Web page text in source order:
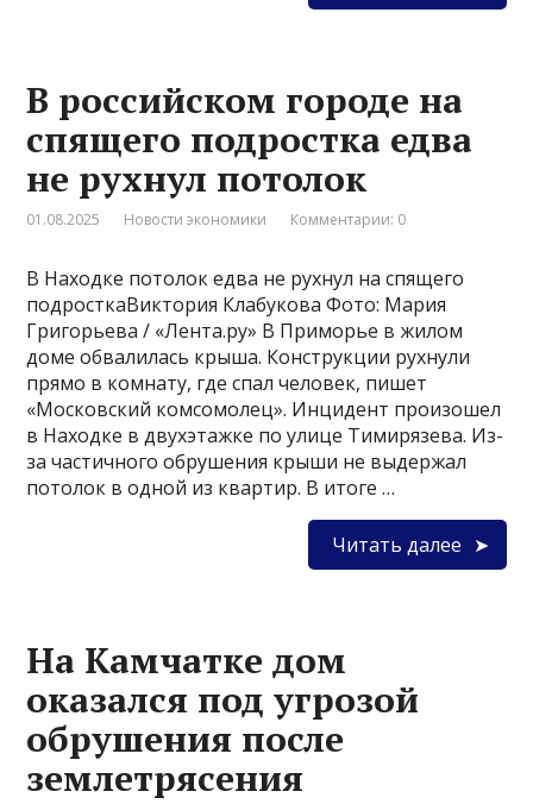
В российском городе на
спящего подростка едва
не рухнул потолок
01.08.2025 Новости экономики Комментарии: 0
В Находке потолок едва не рухнул на спящего
подросткаВиктория Клабукова Фото: Мария
Григорьева / «Лента.ру» В Приморье в жилом
доме обвалилась крыша. Конструкции рухнули
прямо в комнату, где спал человек, пишет
«Московский комсомолец». Инцидент произошел
в Находке в двухэтажке по улице Тимирязева. Из-
за частичного обрушения крыши не выдержал
потолок в одной из квартир. В итоге …
Читать далее
На Камчатке дом
оказался под угрозой
обрушения после
землетрясения